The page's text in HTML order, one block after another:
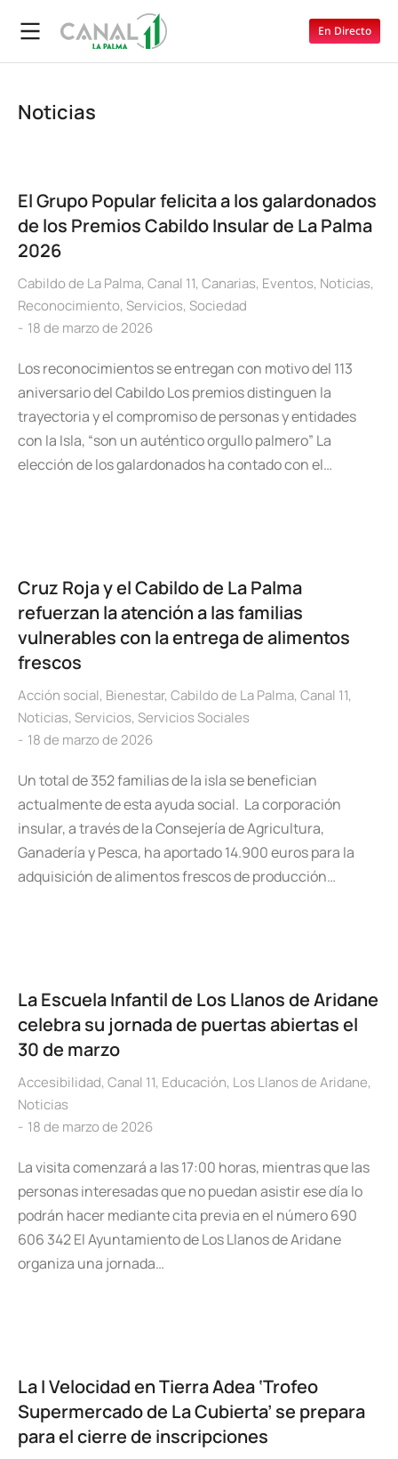
En Directo
Noticias
El Grupo Popular felicita a los galardonados
de los Premios Cabildo Insular de La Palma
2026
Cabildo de La Palma, Canal 11, Canarias, Eventos, Noticias,
Reconocimiento, Servicios, Sociedad
18 de marzo de 2026
Los reconocimientos se entregan con motivo del 113
aniversario del Cabildo Los premios distinguen la
trayectoria y el compromiso de personas y entidades
con la Isla, “son un auténtico orgullo palmero” La
elección de los galardonados ha contado con el…
Cruz Roja y el Cabildo de La Palma
refuerzan la atención a las familias
vulnerables con la entrega de alimentos
frescos
Acción social, Bienestar, Cabildo de La Palma, Canal 11,
Noticias, Servicios, Servicios Sociales
18 de marzo de 2026
Un total de 352 familias de la isla se benefician
actualmente de esta ayuda social. La corporación
insular, a través de la Consejería de Agricultura,
Ganadería y Pesca, ha aportado 14.900 euros para la
adquisición de alimentos frescos de producción…
La Escuela Infantil de Los Llanos de Aridane
celebra su jornada de puertas abiertas el
30 de marzo
Accesibilidad, Canal 11, Educación, Los Llanos de Aridane,
Noticias
18 de marzo de 2026
La visita comenzará a las 17:00 horas, mientras que las
personas interesadas que no puedan asistir ese día lo
podrán hacer mediante cita previa en el número 690
606 342 El Ayuntamiento de Los Llanos de Aridane
organiza una jornada…
La I Velocidad en Tierra Adea ‘Trofeo
Supermercado de La Cubierta’ se prepara
para el cierre de inscripciones